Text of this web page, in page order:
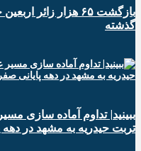
️بازگشت ۶۵ هزار
گذشته
ببینید| تداوم آماده سازی
تربت حیدریه به مشهد در دهه